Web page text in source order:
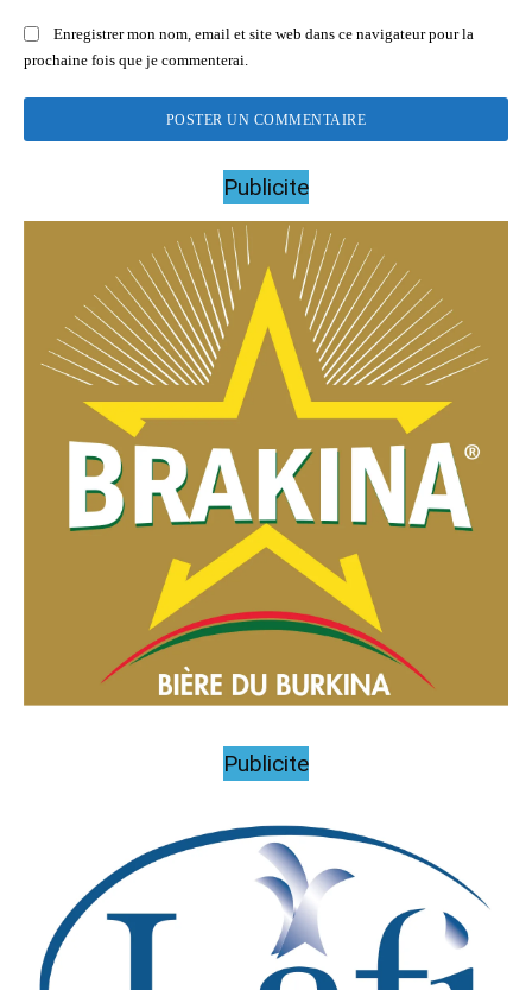
Enregistrer mon nom, email et site web dans ce navigateur pour la
prochaine fois que je commenterai.
Publicite
Publicite